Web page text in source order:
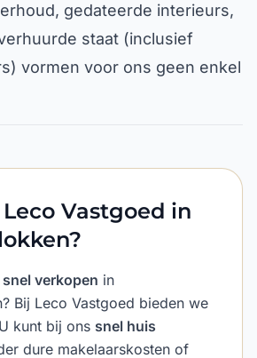
gedateerde interieurs,
staat (inclusief
vormen voor ons geen enkel
Vastgoed in
verkopen in
Bij Leco Vastgoed bieden we
kunt bij ons snel huis
dure makelaarskosten of